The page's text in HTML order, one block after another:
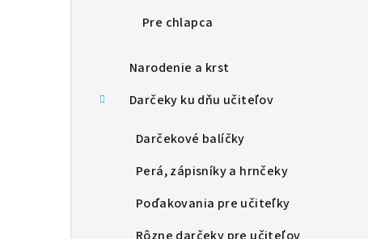
Pre chlapca
Narodenie a krst
Darčeky ku dňu učiteľov
Darčekové balíčky
Perá, zápisníky a hrnčeky
Poďakovania pre učiteľky